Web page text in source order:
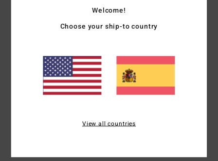
5 /5
Welcome!
Choose your ship-to country
View all countries